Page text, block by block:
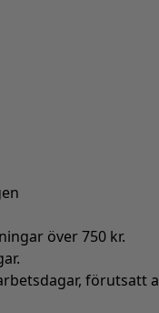
över 750 kr.
förutsatt